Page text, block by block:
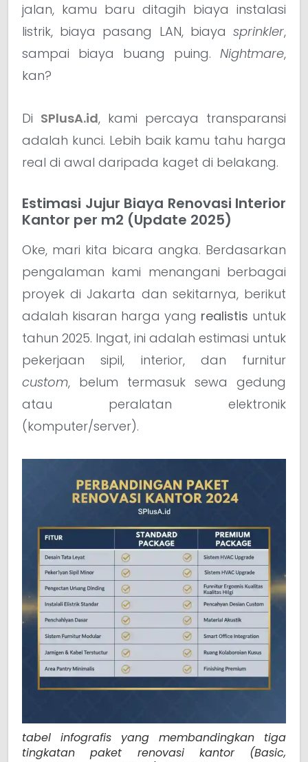
jalan, kamu baru ditagih biaya instalasi
listrik, biaya pasang LAN, biaya sprinkler,
sampai biaya buang puing. Nightmare,
kan?
Di SPlusA.id, kami percaya transparansi
adalah kunci. Lebih baik kamu tahu harga
real di awal daripada kaget di belakang.
Estimasi Jujur Biaya Renovasi Interior
Kantor per m2 (Update 2025)
Oke, mari kita bicara angka. Berdasarkan
pengalaman kami menangani berbagai
proyek di Jakarta dan sekitarnya, berikut
adalah kisaran harga yang realistis untuk
tahun 2025. Ingat, ini adalah estimasi untuk
pekerjaan sipil, interior, dan furnitur
custom, belum termasuk sewa gedung
atau peralatan elektronik
(komputer/server).
tabel infografis yang membandingkan tiga
tingkatan paket renovasi kantor (Basic,